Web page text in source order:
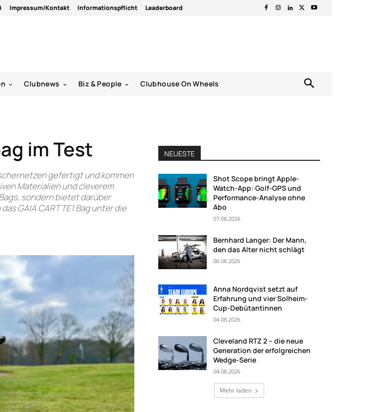
Impressum/Kontakt Informationspflicht Leaderboard
Clubnews Biz & People Clubhouse On Wheels
im Test
gefertigt und kommen
Materialien und cleverem
sondern bietet darüber
GAIA CART TE1 Bag unter die
NEUESTE
Shot Scope bringt Apple-
Watch-App: Golf-GPS und
Performance-Analyse ohne
Abo
07.08.2026
Bernhard Langer: Der Mann,
den das Alter nicht schlägt
06.08.2026
Anna Nordqvist setzt auf
Erfahrung und vier Solheim-
Cup-Debütantinnen
04.08.2026
Cleveland RTZ 2 – die neue
Generation der erfolgreichen
Wedge-Serie
04.08.2026
Mehr laden